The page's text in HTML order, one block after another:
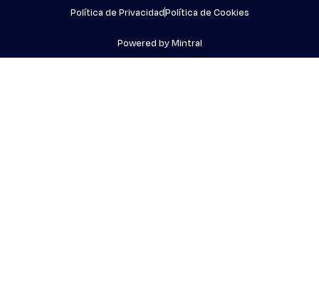
Política de PrivacidadPolítica de Cookies
Powered by Mintral